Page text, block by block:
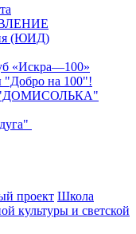
(ЮИД)
«Искра—100»
"Добро на 100"!
проект Школа
культуры и светской